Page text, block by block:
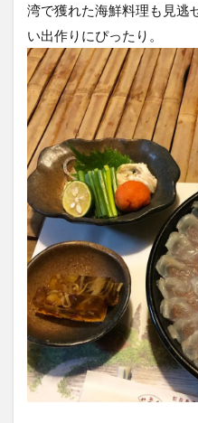
湾で獲れた海鮮料理も見逃
い出作りにぴったり。